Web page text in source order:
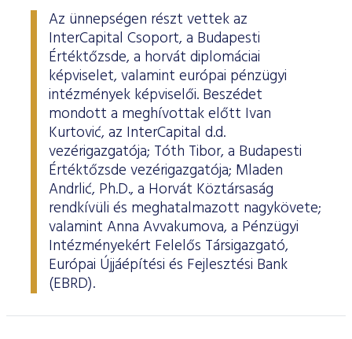
Az ünnepségen részt vettek az
InterCapital Csoport, a Budapesti
Értéktőzsde, a horvát diplomáciai
képviselet, valamint európai pénzügyi
intézmények képviselői. Beszédet
mondott a meghívottak előtt Ivan
Kurtović, az InterCapital d.d.
vezérigazgatója; Tóth Tibor, a Budapesti
Értéktőzsde vezérigazgatója; Mladen
Andrlić, Ph.D., a Horvát Köztársaság
rendkívüli és meghatalmazott nagykövete;
valamint Anna Avvakumova, a Pénzügyi
Intézményekért Felelős Társigazgató,
Európai Újjáépítési és Fejlesztési Bank
(EBRD).